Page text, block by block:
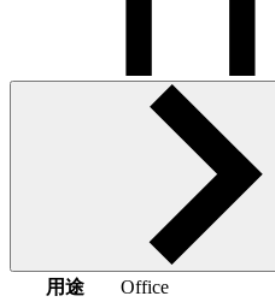
用途
Office